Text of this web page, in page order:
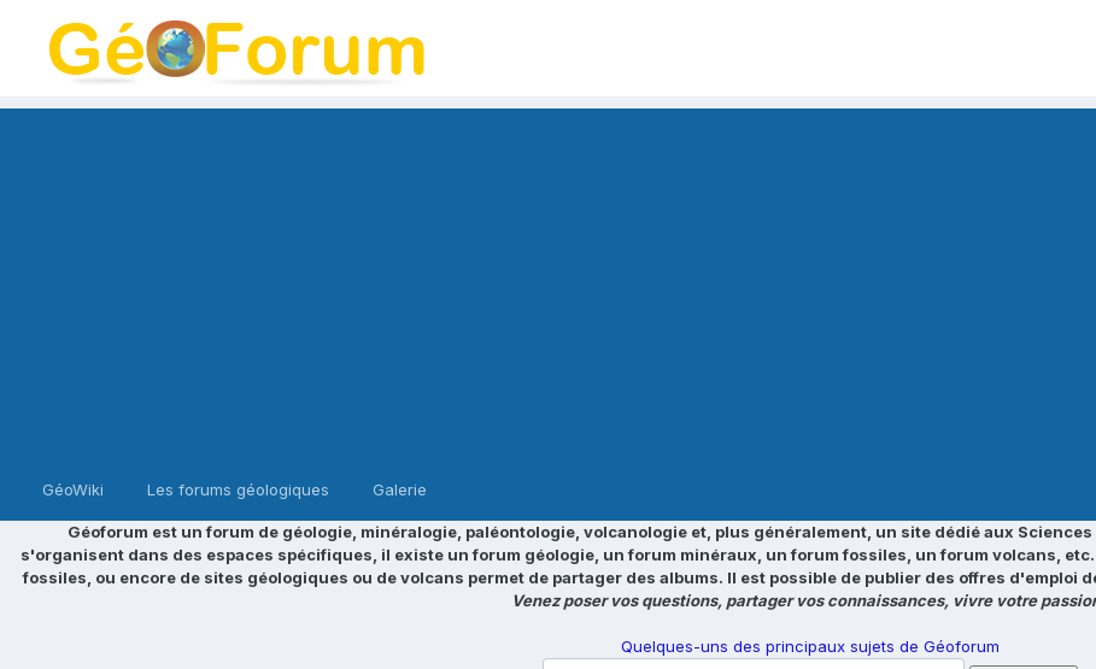
GéoWiki Les forums géologiques Galerie
Géoforum est un forum de géologie, minéralogie, paléontologie, volcanologie et, plus généralement, un site dédié aux
s'organisent dans des espaces spécifiques, il existe un forum géologie, un forum minéraux, un forum fossiles, un forum volcans,
fossiles, ou encore de sites géologiques ou de volcans permet de partager des albums. Il est possible de publier des offres d'emploi
Venez poser vos questions, partager vos connaissances, vivre votre
Quelques-uns des principaux sujets de Géoforum